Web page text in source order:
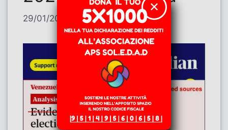
29/01/2026 diLorenzo Poli
✕